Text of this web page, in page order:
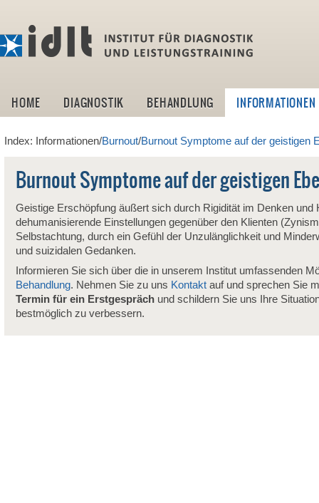
HOME DIAGNOSTIK BEHANDLUNG INFORMATIONEN
Index: Informationen/Burnout/Burnout Symptome auf der geistigen
Burnout Symptome auf der geistigen
Geistige Erschöpfung äußert sich durch Rigidität im Denken
dehumanisierende Einstellungen gegenüber den Klienten
Selbstachtung, durch ein Gefühl der Unzulänglichkeit und
und suizidalen Gedanken.
Informieren Sie sich über die in unserem Institut umfassenden
Behandlung. Nehmen Sie zu uns Kontaktauf und sprechen Sie
Termin für ein Erstgesprächund schildern Sie uns Ihre
bestmöglich zu verbessern.